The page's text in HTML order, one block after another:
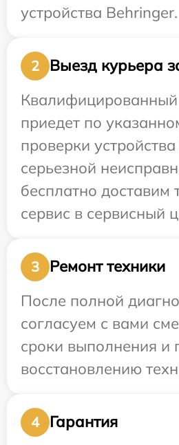
устройства Behringer.
2
Выезд курьера
приедет по
проверки
серьезной
бесплатно доставим
сервис в сервисный
3
Ремонт техники
После полной
согласуем с вами
сроки выполнения и
восстановлению
4 Гарантия